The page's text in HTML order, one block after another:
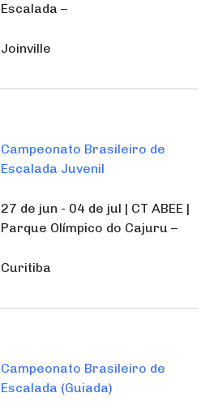
Escalada –
Joinville
Campeonato Brasileiro de
Escalada Juvenil
27 de jun - 04 de jul | CT ABEE |
Parque Olímpico do Cajuru –
Curitiba
Campeonato Brasileiro de
Escalada (Guiada)